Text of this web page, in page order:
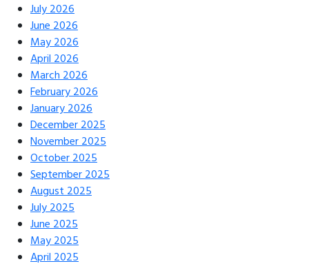
July 2026
June 2026
May 2026
April 2026
March 2026
February 2026
January 2026
December 2025
November 2025
October 2025
September 2025
August 2025
July 2025
June 2025
May 2025
April 2025